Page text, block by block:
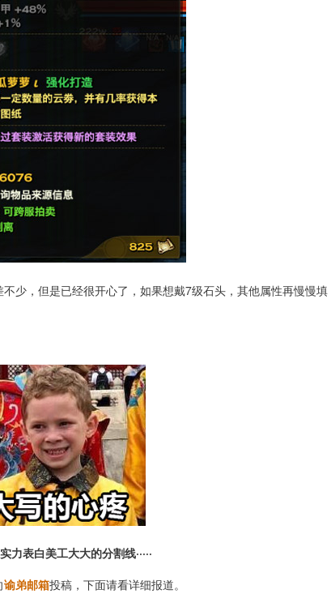
不少，但是已经很开心了，如果想戴7级石头，其他属性再慢慢填
实力表白美工大大的分割线·····
谕弟邮箱投稿，下面请看详细报道。